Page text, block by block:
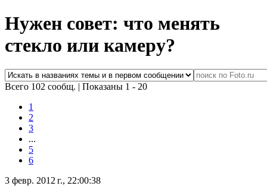
Нужен совет: что менять
стекло или камеру?
Всего 102 сообщ. | Показаны 1 - 20
1
2
3
...
5
6
3 февр. 2012 г., 22:00:38